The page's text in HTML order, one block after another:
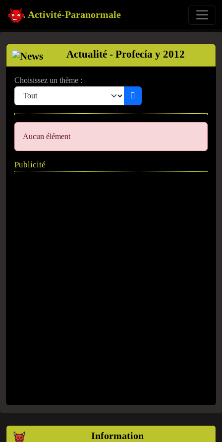
Activité-Paranormale
Information
Actualité - Profecía y 2012
Choisissez un thème :
Aucun élément
Publicité